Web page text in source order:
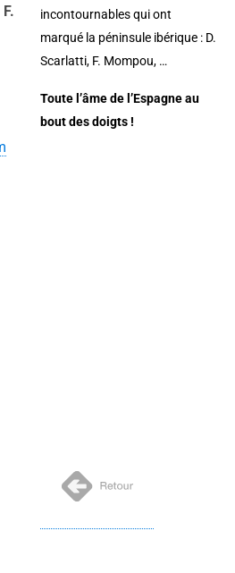
incontournables qui ont
marqué la péninsule ibérique : D.
Scarlatti, F. Mompou, …
Toute l’âme de l’Espagne au
bout des doigts !